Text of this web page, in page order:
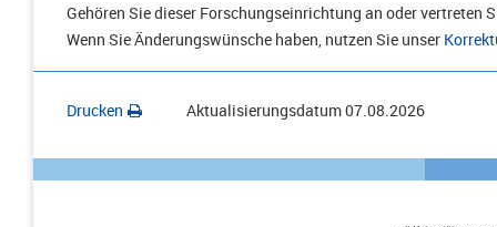
Gehören Sie dieser Forschungseinrichtung an oder vertreten
Wenn Sie Änderungswünsche haben, nutzen Sie unser
Drucken Aktualisierungsdatum07.08.2026